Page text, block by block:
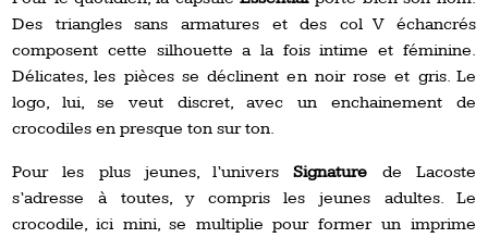
Des triangles sans armatures et des col V échancrés
composent cette silhouette a la fois intime et féminine.
Délicates, les pièces se déclinent en noir rose et gris. Le
logo, lui, se veut discret, avec un enchainement de
crocodiles en presque ton sur ton.
Pour les plus jeunes, l’universSignature de Lacoste
s’adresse à toutes, y compris les jeunes adultes. Le
crocodile, ici mini, se multiplie pour former un imprime